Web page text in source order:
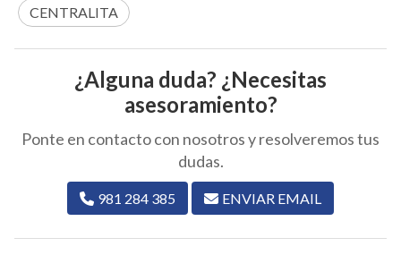
CENTRALITA
¿Alguna duda? ¿Necesitas
asesoramiento?
Ponte en contacto con nosotros y resolveremos tus
dudas.
981 284 385 ENVIAR EMAIL